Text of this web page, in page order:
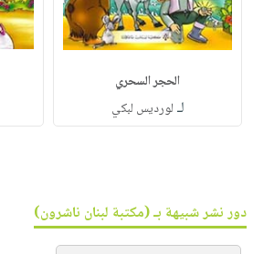
الحجر السحري
لـ لورديس لبكي
دور نشر شبيهة بـ (مكتبة لبنان ناشرون)